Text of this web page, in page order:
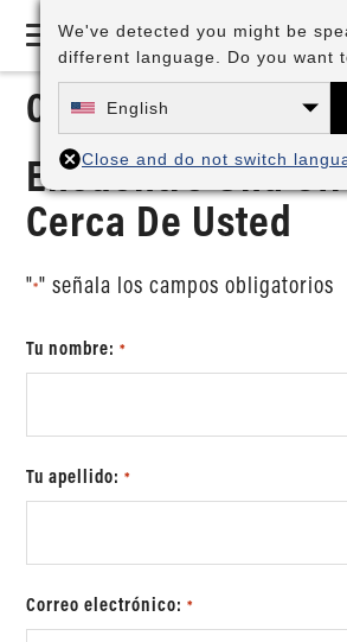
Contáctenos
Encuentre Una
Cerca De Usted
"*" señala los campos obligatorios
Tu nombre: *
Tu apellido: *
Correo electrónico: *
We've detected you might be
different language. Do you want
English
Close and do not switch